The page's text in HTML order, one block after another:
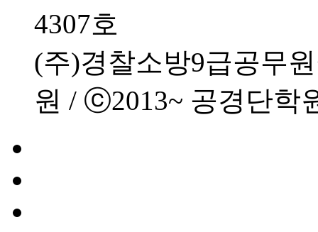
4307호
(주)경찰소방9급공무
원 / ⓒ2013~ 공경단학